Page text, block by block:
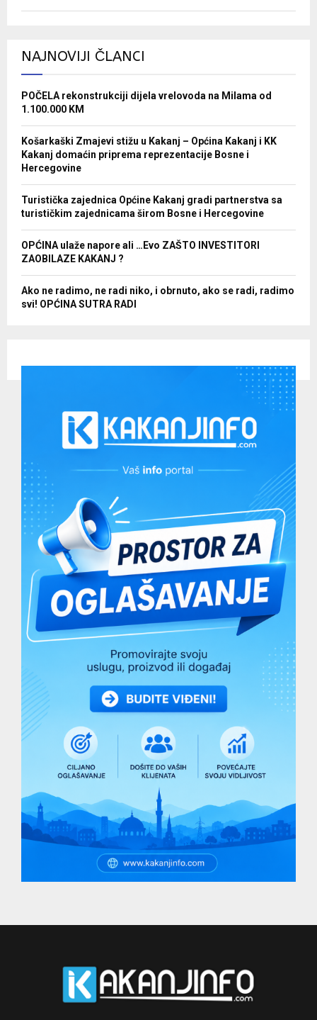
NAJNOVIJI ČLANCI
POČELA rekonstrukciji dijela vrelovoda na Milama od
1.100.000 KM
Košarkaški Zmajevi stižu u Kakanj – Općina Kakanj i KK
Kakanj domaćin priprema reprezentacije Bosne i
Hercegovine
Turistička zajednica Općine Kakanj gradi partnerstva sa
turističkim zajednicama širom Bosne i Hercegovine
OPĆINA ulaže napore ali …Evo ZAŠTO INVESTITORI
ZAOBILAZE KAKANJ ?
Ako ne radimo, ne radi niko, i obrnuto, ako se radi, radimo
svi! OPĆINA SUTRA RADI